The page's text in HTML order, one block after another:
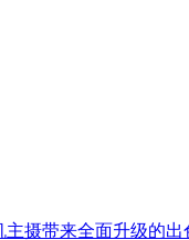
摄带来全面升级的